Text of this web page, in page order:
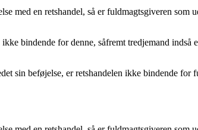
med en retshandel, så er fuldmagtsgiveren som
bindende for denne, såfremt tredjemand indså
sin beføjelse, er retshandelen ikke bindende for